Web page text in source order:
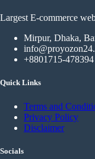
Largest E-commerce
Mirpur, Dhaka,
+8801715-478394
Quick Links
Terms and
Privacy Policy
Disclaimer
Socials